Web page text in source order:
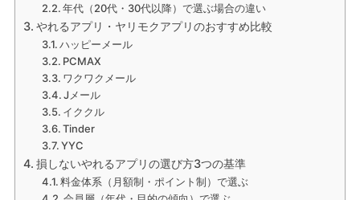
年代（20代・30代以降）で選ぶ場合の違い
やれるアプリ・ヤリモクアプリのおすすめ比較
ハッピーメール
PCMAX
ワクワクメール
Jメール
イククル
Tinder
YYC
損しないやれるアプリの選び方3つの基準
料金体系（月額制・ポイント制）で選ぶ